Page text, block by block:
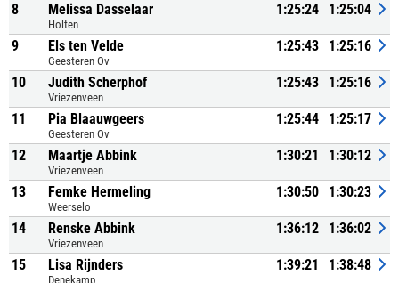
8 Melissa Dasselaar
Holten
1:25:24 1:25:04
9 Els ten Velde
Geesteren Ov
1:25:43 1:25:16
10 Judith Scherphof
Vriezenveen
1:25:43 1:25:16
11 Pia Blaauwgeers
Geesteren Ov
1:25:44 1:25:17
12 Maartje Abbink
Vriezenveen
1:30:21 1:30:12
13 Femke Hermeling
Weerselo
1:30:50 1:30:23
14 Renske Abbink
Vriezenveen
1:36:12 1:36:02
15 Lisa Rijnders
Denekamp
1:39:21 1:38:48